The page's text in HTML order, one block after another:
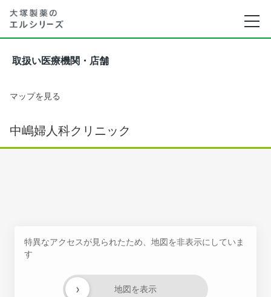
取扱い医療機関・店舗
マップを見る
中嶋婦人科クリニック
特異なアクセスが見られたため、地図を非表示にしていま
す
地図を表示
›